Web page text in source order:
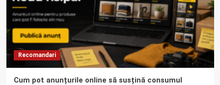
Recomandari
Cum pot anunțurile online să susțină consumul